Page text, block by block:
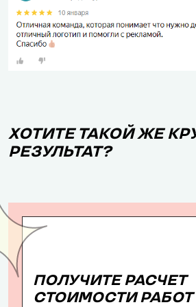
ХОТИТЕ ТАКОЙ ЖЕ
РЕЗУЛЬТАТ?
ПОЛУЧИТЕ РАСЧЕТ
СТОИМОСТИ РАБОТ